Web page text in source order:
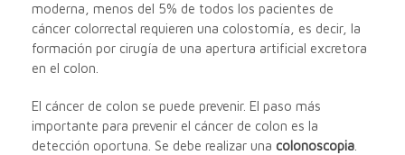
moderna, menos del 5% de todos los pacientes de
cáncer colorrectal requieren una colostomía, es decir, la
formación por cirugía de una apertura artificial excretora
en el colon.
El cáncer de colon se puede prevenir. El paso más
importante para prevenir el cáncer de colon es la
detección oportuna. Se debe realizar una colonoscopia